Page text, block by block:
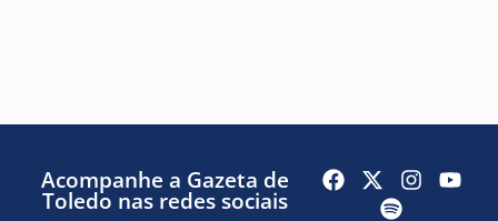
Acompanhe a Gazeta de
Toledo nas redes sociais